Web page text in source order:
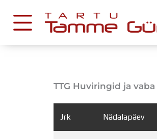
content
Drive
TTG Huviringid ja
Jrk Nädalapäev